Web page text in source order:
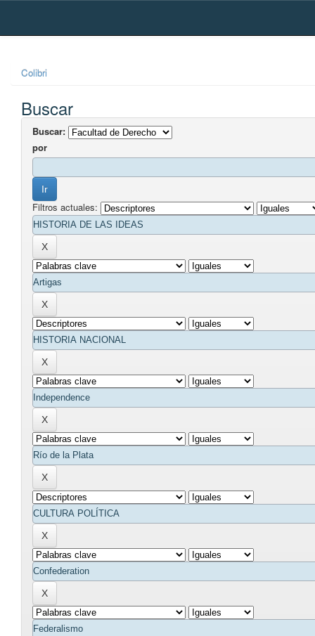
Skip
Colibri
Buscar
Buscar:
por
Filtros actuales: